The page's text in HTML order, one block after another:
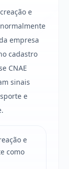
e
empresa
cadastro
CNAE
sinais
e
e
como